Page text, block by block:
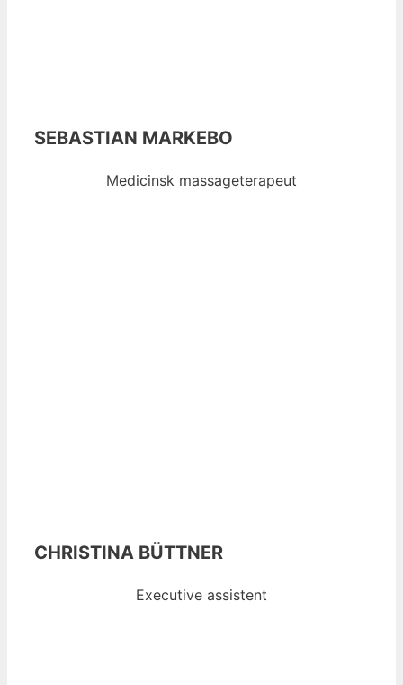
SEBASTIAN MARKEBO
Medicinsk massageterapeut
CHRISTINA BÜTTNER
Executive assistent